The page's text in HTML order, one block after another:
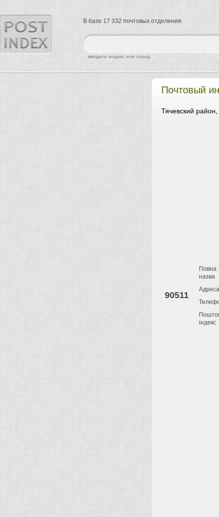
Почтовый
Тячевский район,
90511
Повна
назва
Адреса
індекс
найти
введите индекс или город
В базе 17 332 почтовых отделения